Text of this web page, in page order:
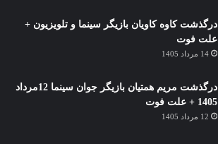
درگذشت کاوه کاویان بازیگر سینما و تلویزیون +
علت فوت
14 مرداد 1405
درگذشت مریم همتیان بازیگر جوان سینما 12مرداد
1405 + علت فوت
12 مرداد 1405